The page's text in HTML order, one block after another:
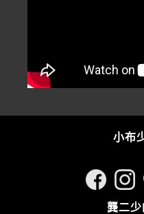
小布
龔二